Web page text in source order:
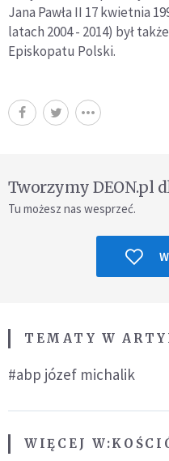
Jana Pawła II 17 kwietnia
latach 2004 - 2014) był
Episkopatu Polski.
Tworzymy DEON.pl
Tu możesz nas wesprzeć.
TEMATY W
#abp józef michalik
WIĘCEJ W: